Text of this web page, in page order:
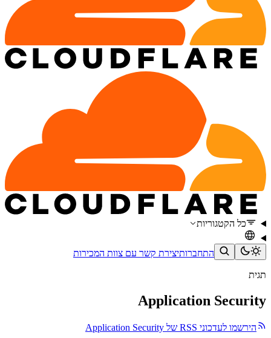
כל הקטגוריות
התחברותיצירת קשר עם צוות המכירות
תגית
Application Security
הירשמו לעדכוני RSS של Application Security